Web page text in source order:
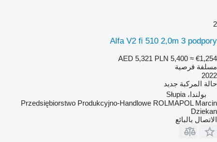
2
Alfa V2 fi 510 2,0m 3 podpory
AED 5,321 PLN 5,400 ≈ €1,254
مسلفة قرصية
2022
حالة المركبة جديد
بولندا، Słupia
Przedsiębiorstwo Produkcyjno-Handlowe ROLMAPOL Marcin
Dziekan
الاتصال بالبائع